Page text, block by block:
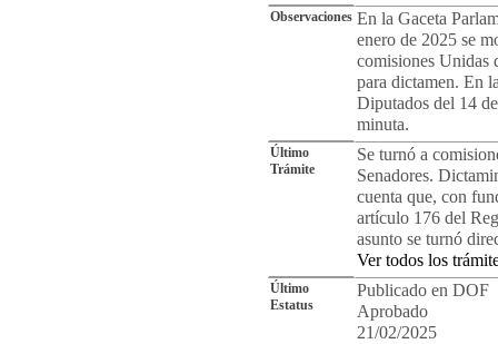
Observaciones En la Gaceta
enero de 2025 se
comisiones Unidas
para dictamen. En
Diputados del 14
minuta.
Último
Trámite
Se turnó a
Senadores.
cuenta que, con
artículo 176 del
asunto se turnó
Ver todos los
Último
Estatus
Publicado en DOF
Aprobado
21/02/2025